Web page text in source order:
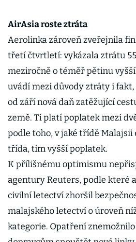
AirAsia roste ztráta
Aerolinka zároveň zveřejnila
třetí čtvrtletí: vykázala ztrátu
meziročně o téměř pětinu
uvádí mezi důvody ztráty i
od září nová daň zatěžující
země. Ti platí poplatek mezi
podle toho, v jaké třídě Malajsii
třída, tím vyšší poplatek.
K přílišnému optimismu
agentury Reuters, podle které
civilní letectví zhoršil
malajského letectví o úroveň
kategorie. Opatření